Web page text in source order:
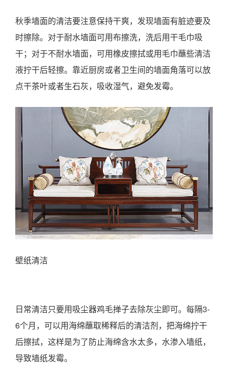
秋季墙面的清洁要注意保持干爽，发现墙面有脏迹要及
时擦除。对于耐水墙面可用布擦洗，洗后用干毛巾吸
干；对于不耐水墙面，可用橡皮擦拭或用毛巾蘸些清洁
液拧干后轻擦。靠近厨房或者卫生间的墙面角落可以放
点干茶叶或者生石灰，吸收湿气，避免发霉。
壁纸清洁
日常清洁只要用吸尘器鸡毛掸子去除灰尘即可。每隔3-
6个月，可以用海绵蘸取稀释后的清洁剂，把海绵拧干
后擦拭，这样是为了防止海绵含水太多，水渗入墙纸，
导致墙纸发霉。